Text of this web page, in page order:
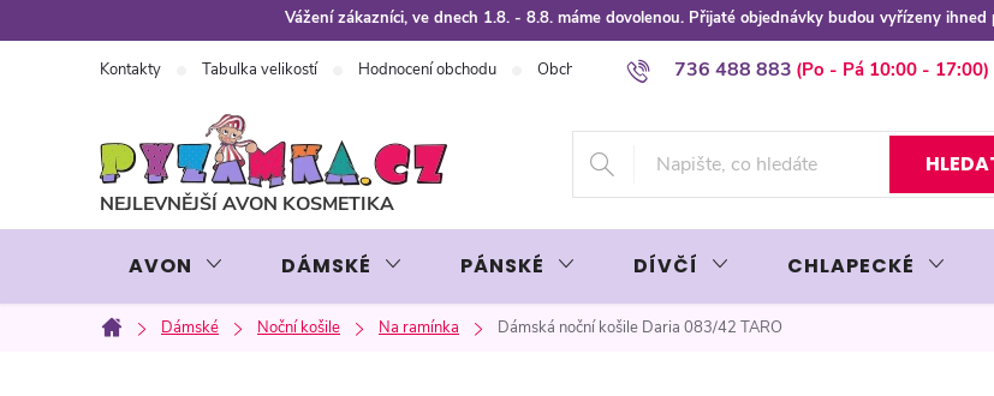
na
Vážení zákazníci, ve dnech 1.8. - 8.8. máme dovolenou. Přijaté objednávky budou vyřízeny
736 488 883
Kontakty Tabulka velikostí Hodnocení obchodu Obchodní podmínky Podmínky ochrany osobních údajů
AVON DÁMSKÉ PÁNSKÉ DÍVČÍ CHLAPECKÉ
Domů
Dámské Noční košile Na ramínka Dámská noční košile Daria 083/42 TARO